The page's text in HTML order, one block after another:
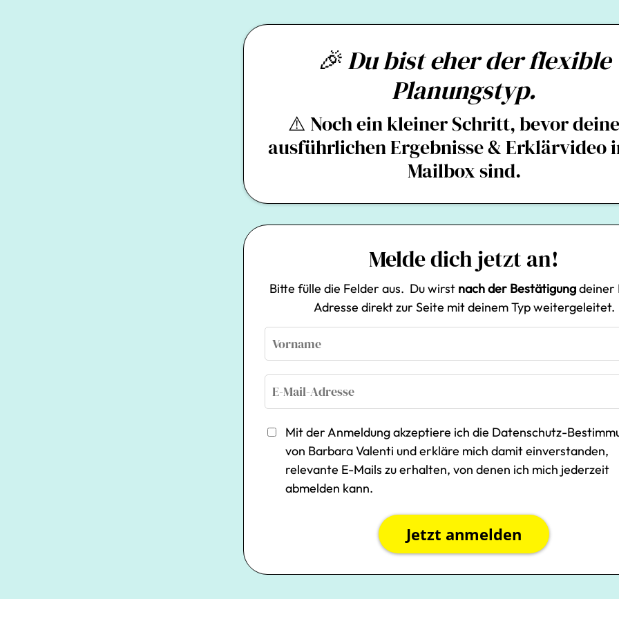
🎉 Du bist eher der flexible
Planungstyp.
⚠️ Noch ein kleiner Schritt, bevor
ausführlichen Ergebnisse & Erklärvideo
Mailbox sind.
Melde dich jetzt an!
Bitte fülle die Felder aus. Du wirst nach der Bestätigungdeiner
Adresse direkt zur Seite mit deinem Typ weitergeleitet.
Mit der Anmeldung akzeptiere ich die Datenschutz-
von Barbara Valenti und erkläre mich damit einverstanden,
relevante E-Mails zu erhalten, von denen ich mich jederzeit
abmelden kann.
Jetzt anmelden